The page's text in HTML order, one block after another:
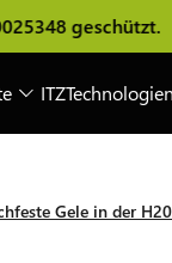
ITZTechnologien
Gele in der